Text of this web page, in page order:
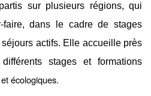
sur plusieurs régions, qui
faire, dans le cadre de stages
actifs. Elle accueille près
stages et formations
écologiques.